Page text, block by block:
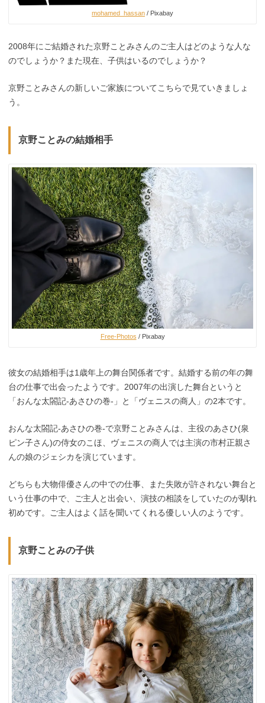
mohamed_hassan / Pixabay
2008年にご結婚された京野ことみさんのご主人はどのような人な
のでしょうか？また現在、子供はいるのでしょうか？
京野ことみさんの新しいご家族についてこちらで見ていきましょ
う。
京野ことみの結婚相手
Free-Photos / Pixabay
彼女の結婚相手は1歳年上の舞台関係者です。結婚する前の年の舞
台の仕事で出会ったようです。2007年の出演した舞台というと
「おんな太閤記-あさひの巻-」と「ヴェニスの商人」の2本です。
おんな太閤記-あさひの巻-で京野ことみさんは、主役のあさひ(泉
ピン子さん)の侍女のこほ、ヴェニスの商人では主演の市村正親さ
んの娘のジェシカを演じています。
どちらも大物俳優さんの中での仕事、また失敗が許されない舞台と
いう仕事の中で、ご主人と出会い、演技の相談をしていたのが馴れ
初めです。ご主人はよく話を聞いてくれる優しい人のようです。
京野ことみの子供